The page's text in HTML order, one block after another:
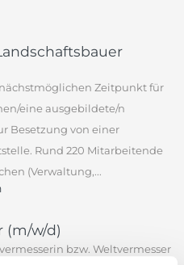
Zeitpunkt für
eine ausgebildete/n
Besetzung von einer
Rund 220 Mitarbeitende
(Verwaltung,...
(m/w/d)
bzw. Weltvermesser